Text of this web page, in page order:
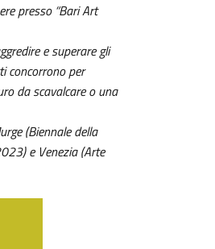
presso “Bari Art
e superare gli
concorrono per
da scavalcare o una
(Biennale della
e Venezia (Arte